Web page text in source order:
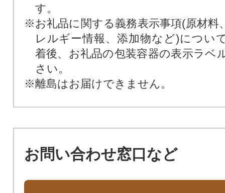
す。
※お礼品に関する義務表示事項(原材料
レルギー情報、添加物など)につい
着後、お礼品の包装容器の表示ラベ
さい。
※離島はお届けできません。
お問い合わせ窓口など